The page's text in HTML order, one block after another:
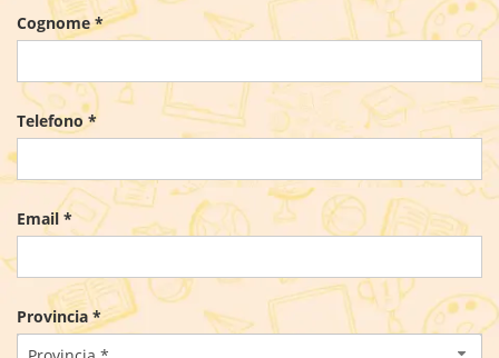
Cognome *
Telefono *
Email *
Provincia *